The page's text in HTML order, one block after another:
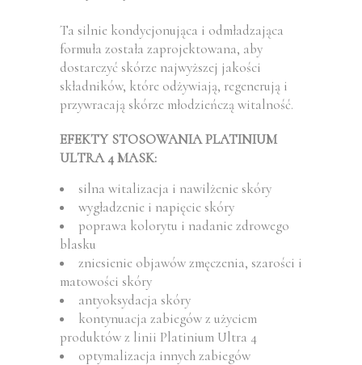
Ta silnie kondycjonująca i odmładzająca
formuła została zaprojektowana, aby
dostarczyć skórze najwyższej jakości
składników, które odżywiają, regenerują i
przywracają skórze młodzieńczą witalność.
EFEKTY STOSOWANIA PLATINIUM
ULTRA 4 MASK:
silna witalizacja i nawilżenie skóry
wygładzenie i napięcie skóry
poprawa kolorytu i nadanie zdrowego
blasku
zniesienie objawów zmęczenia, szarości i
matowości skóry
antyoksydacja skóry
kontynuacja zabiegów z użyciem
produktów z linii Platinium Ultra 4
optymalizacja innych zabiegów